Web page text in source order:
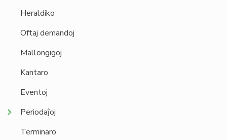
Heraldiko
Oftaj demandoj
Mallongigoj
Kantaro
Eventoj
Periodaĵoj
Terminaro